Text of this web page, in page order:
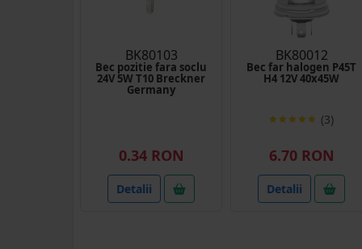
BK80103
Bec pozitie fara soclu
24V 5W T10 Breckner
Germany
0.34 RON
Detalii
BK80012
Bec far halogen P45T
H4 12V 40x45W
(3)
6.70 RON
Detalii